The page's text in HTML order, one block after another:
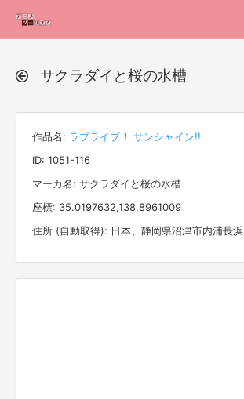
サクラダイと桜の水槽
作品名: ラブライブ！ サンシャイン!!
ID: 1051-116
マーカ名: サクラダイと桜の水槽
座標: 35.0197632,138.8961009
住所 (自動取得): 日本、静岡県沼津市内浦長浜